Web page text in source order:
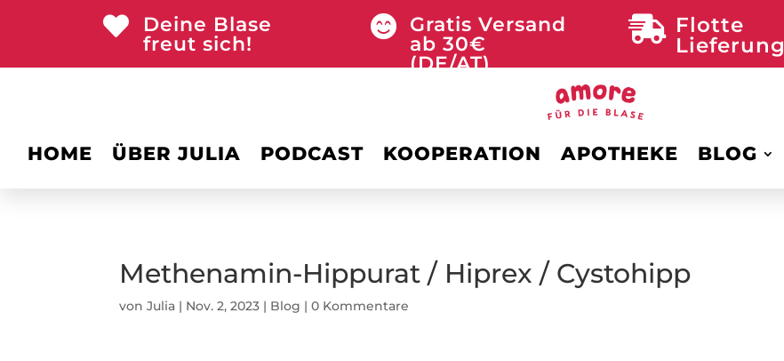

Deine Blase
freut sich!

Gratis Versand
ab 30€
(DE/AT)
 Flotte
Lieferung
HOME ÜBER JULIA PODCAST KOOPERATION APOTHEKE BLOG
Methenamin-Hippurat / Hiprex / Cystohipp
vonJulia | Nov. 2, 2023 | Blog |0 Kommentare